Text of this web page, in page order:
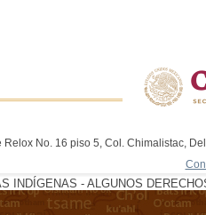
Relox No. 16 piso 5, Col. Chimalistac,
INDÍGENAS - ALGUNOS